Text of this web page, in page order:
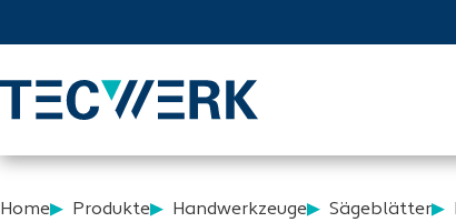
Home Produkte Handwerkzeuge Sägeblätter